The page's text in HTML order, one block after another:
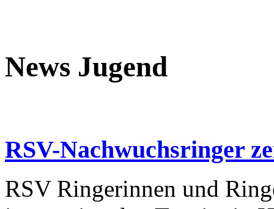
News Jugend
RSV-Nachwuchsringer
RSV Ringerinnen und